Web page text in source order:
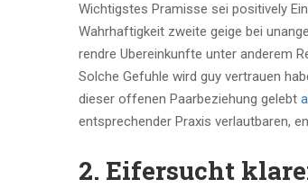
Wichtigstes Pramisse sei positively
Wahrhaftigkeit zweite geige bei
rendre Ubereinkunfte unter anderem
Solche Gefuhle wird guy vertrauen
dieser offenen Paarbeziehung gelebt
entsprechender Praxis verlautbaren,
2. Eifersucht